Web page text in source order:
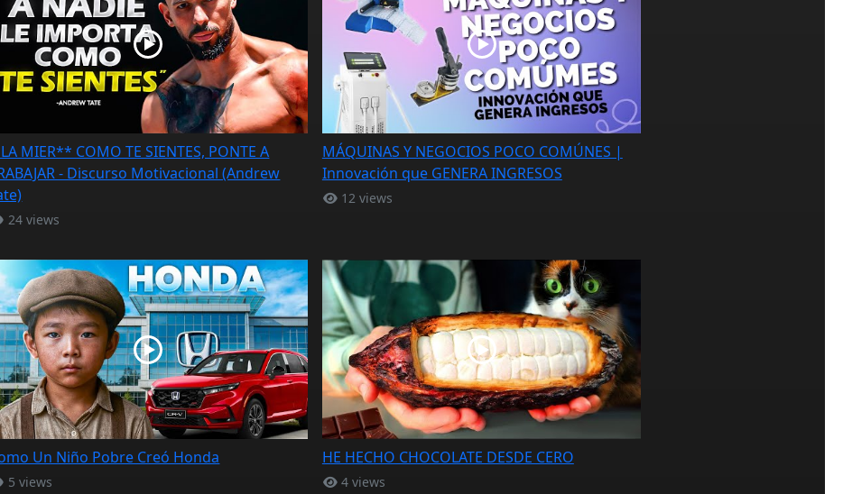
MIER** COMO TE SIENTES, PONTE A
- Discurso Motivacional (Andrew
24 views
MÁQUINAS Y NEGOCIOS POCO COMÚNES |
Innovación que GENERA INGRESOS
12 views
Un Niño Pobre Creó Honda
5 views
HE HECHO CHOCOLATE DESDE CERO
4 views